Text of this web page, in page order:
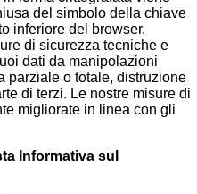
del simbolo della chiave
inferiore del browser.
di sicurezza tecniche e
dati da manipolazioni
parziale o totale, distruzione
di terzi. Le nostre misure di
migliorate in linea con gli
Informativa sul